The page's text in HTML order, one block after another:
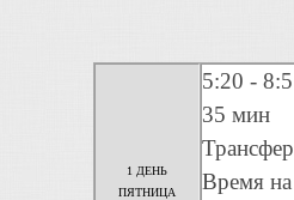
1 ДЕНЬ
ПЯТНИЦА
5:20 -
35 мин
Время на